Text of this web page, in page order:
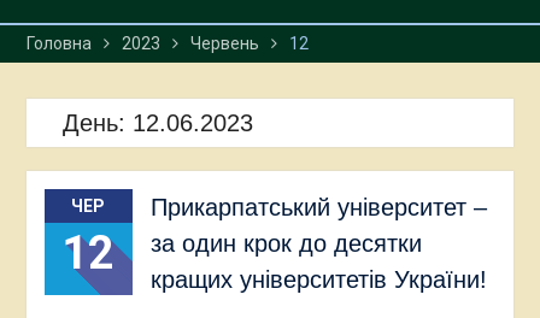
Головна 2023 Червень 12
День: 12.06.2023
ЧЕР
12
Прикарпатський університет –
за один крок до десятки
кращих університетів України!